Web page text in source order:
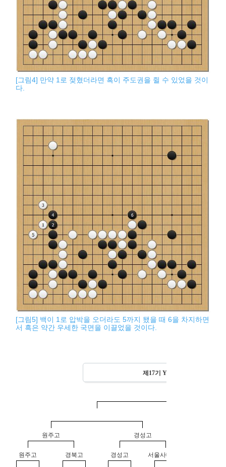
[그림4] 만약 1로 젖혔더라면 흑이 주도권을 쥘 수 있었을 것이
다.
[그림5] 백이 1로 압박을 오더라도 5까지 됐을 때 6을 차지하면
서 흑은 약간 우세한 국면을 이끌었을 것이다.